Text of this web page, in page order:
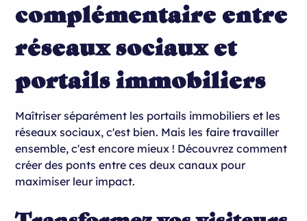
complémentaire entre
réseaux sociaux et
portails immobiliers
Maîtriser séparément les portails immobiliers et les
réseaux sociaux, c'est bien. Mais les faire travailler
ensemble, c'est encore mieux ! Découvrez comment
créer des ponts entre ces deux canaux pour
maximiser leur impact.